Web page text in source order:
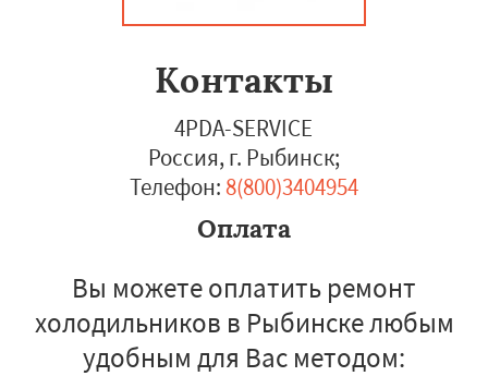
Контакты
4PDA-SERVICE
Россия, г. Рыбинск;
Телефон: 8(800)3404954
Оплата
Вы можете оплатить ремонт
холодильников в Рыбинске любым
удобным для Вас методом: